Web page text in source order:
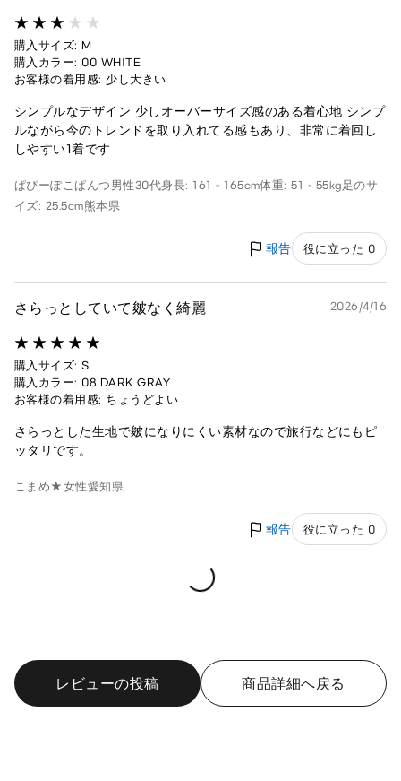
購入サイズ: M
購入カラー: 00 WHITE
お客様の着用感: 少し大きい
シンプルなデザイン 少しオーバーサイズ感のある着心地 シンプ
ルながら今のトレンドを取り入れてる感もあり、非常に着回し
しやすい1着です
ぱぴーぽこぱんつ 男性30代身長: 161 - 165cm体重: 51 - 55kg足のサ
イズ: 25.5cm熊本県
報告 役に立った 0
さらっとしていて皴なく綺麗 2026/4/16
購入サイズ: S
購入カラー: 08 DARK GRAY
お客様の着用感: ちょうどよい
さらっとした生地で皴になりにくい素材なので旅行などにもピ
ッタリです。
こまめ★ 女性愛知県
報告 役に立った 0
Loading
undefined
レビューの投稿 商品詳細へ戻る